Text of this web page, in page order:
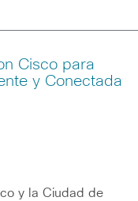
Cisco para
y Conectada
y la Ciudad de